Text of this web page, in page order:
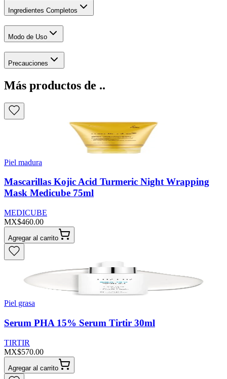
Ingredientes Completos
Modo de Uso
Precauciones
Más productos de ..
Piel madura
Mascarillas Kojic Acid Turmeric Night Wrapping
Mask Medicube 75ml
MEDICUBE
MX$460.00
Agregar al carrito
Piel grasa
Serum PHA 15% Serum Tirtir 30ml
TIRTIR
MX$570.00
Agregar al carrito